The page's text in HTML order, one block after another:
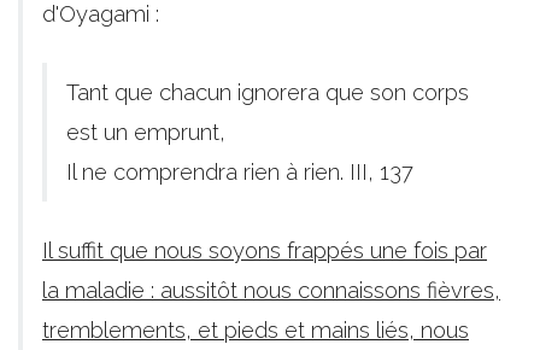
d'Oyagami :
Tant que chacun ignorera que son corps
est un emprunt,
Il ne comprendra rien à rien. III, 137
Il suffit que nous soyons frappés une fois par
la maladie : aussitôt nous connaissons fièvres,
tremblements, et pieds et mains liés, nous